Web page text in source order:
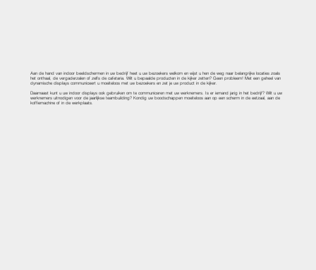
Aan de hand van indoor beeldschermen in uw bedrijf heet u uw bezoekers welkom en wijst u hen de weg naar belangrijke locaties zoals
het onthaal, de vergaderzalen of zelfs de cafetaria. Wilt u bepaalde producten in de kijker zetten? Geen probleem! Met een geheel van
dynamische displays communiceert u moeiteloos met uw bezoekers en zet je uw product in de kijker.
Daarnaast kunt u uw indoor displays ook gebruiken om te communiceren met uw werknemers. Is er iemand jarig in het bedrijf? Wilt u uw
werknemers uitnodigen voor de jaarlijkse teambuilding? Kondig uw boodschappen moeiteloos aan op een scherm in de eetzaal, aan de
koffiemachine of in de werkplaats.